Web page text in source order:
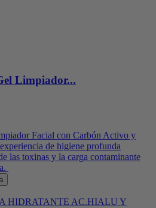
Limpiador...
Facial con Carbón Activo y
de higiene profunda
las toxinas y la carga contaminante